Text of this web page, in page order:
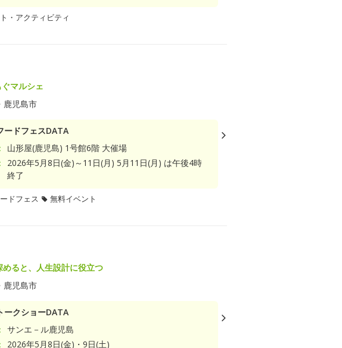
・アクティビティ
マルシェ
鹿児島市
ードフェスDATA
山形屋(鹿児島) 1号館6階 大催場
2026年5月8日(金)～11日(月) 5月11日(月) は午後4時
終了
ドフェス 無料イベント
めると、人生設計に役立つ
鹿児島市
ークショーDATA
サンエ－ル鹿児島
2026年5月8日(金)・9日(土)